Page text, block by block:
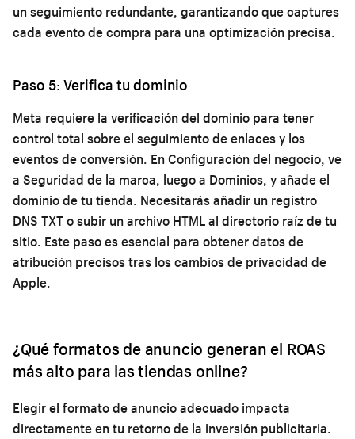
un seguimiento redundante, garantizando que captures
cada evento de compra para una optimización precisa.
Paso 5: Verifica tu dominio
Meta requiere la verificación del dominio para tener
control total sobre el seguimiento de enlaces y los
eventos de conversión. En Configuración del negocio, ve
a Seguridad de la marca, luego a Dominios, y añade el
dominio de tu tienda. Necesitarás añadir un registro
DNS TXT o subir un archivo HTML al directorio raíz de tu
sitio. Este paso es esencial para obtener datos de
atribución precisos tras los cambios de privacidad de
Apple.
¿Qué formatos de anuncio generan el ROAS
más alto para las tiendas online?
Elegir el formato de anuncio adecuado impacta
directamente en tu retorno de la inversión publicitaria.